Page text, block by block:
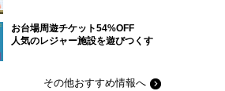
お台場周遊チケット54%OFF
人気のレジャー施設を遊びつくす
その他おすすめ情報へ